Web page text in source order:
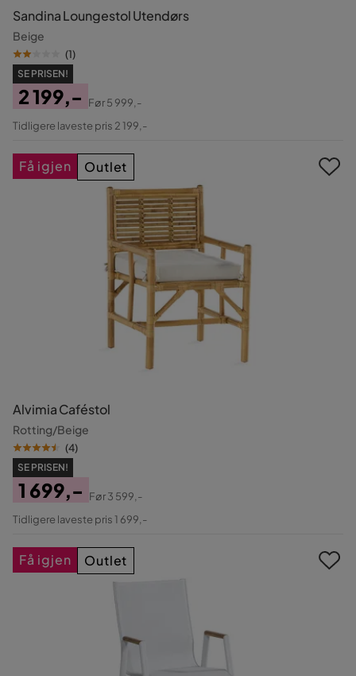
Sandina Loungestol Utendørs
Beige
(1)
SE PRISEN!
Pris
2 199,-
Original
Før5 999,-
Tidligere laveste pris 2 199,-
Alvimia Caféstol
Rotting/Beige
(4)
SE PRISEN!
Pris
1 699,-
Original
Før3 599,-
Tidligere laveste pris 1 699,-
Få igjen Outlet
Få igjen Outlet